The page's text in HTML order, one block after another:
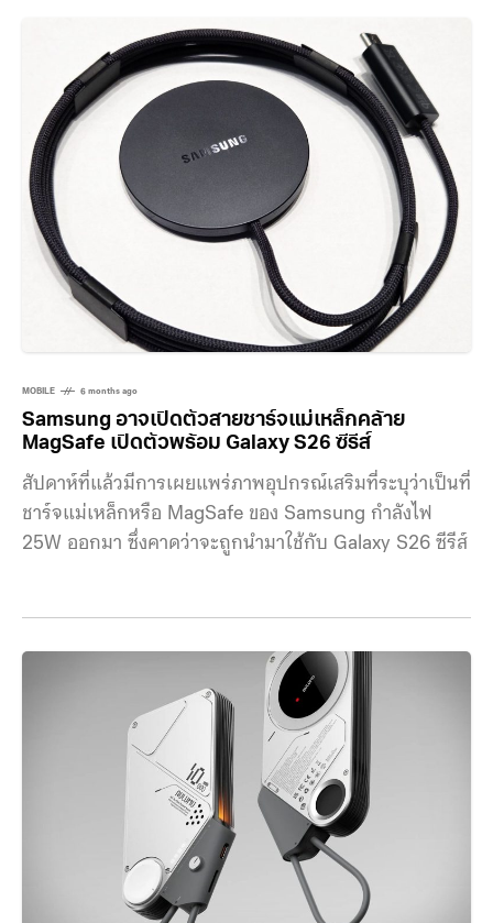
ราวกับใช้แอร์บรัช ตอนนี้แป้งเนื้อแมตต์ยอดฮิตนี้ถูกนำมาตี
ความใหม่ในรูปแบบที่คาดไม่ถึง ให้กลายเป็น Griptok ด้าม
จับโทรศัพท์แบบติดหลังมือถือช่วยให้สาวๆพกพาไว้เติมหน้า
ระหว่างวันได้สะดวกสุดๆ Easy Bake Pressed Powder
MOBILE 6 months ago
Samsung อาจเปิดตัวสายชาร์จแม่เหล็กคล้าย
MagSafe เปิดตัวพร้อม Galaxy S26 ซีรีส์
สัปดาห์ที่แล้วมีการเผยแพร่ภาพอุปกรณ์เสริมที่ระบุว่าเป็นที่
ชาร์จแม่เหล็กหรือ MagSafe ของ Samsung กำลังไฟ
25W ออกมา ซึ่งคาดว่าจะถูกนำมาใช้กับ Galaxy S26 ซีรีส์